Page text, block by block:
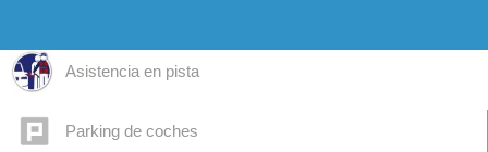
Asistencia en pista
Parking de coches